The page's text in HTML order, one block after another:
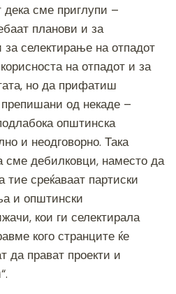
сме приглупи –
планови и за
селектирање на отпадот
на отпадот и за
но да прифатиш
од некаде –
општинска
и неодговорно. Така
сме дебилковци, наместо да
тие среќаваат партиски
и општински
кои ги селектирала
кого странците ќе
да прават проекти и